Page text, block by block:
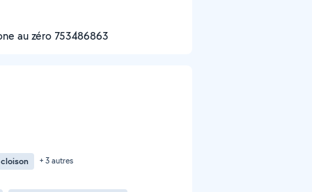
au zéro 753486863
+ 3 autres